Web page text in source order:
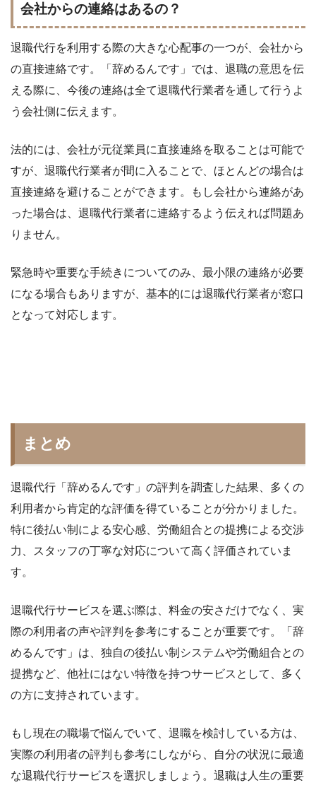
会社からの連絡はあるの？
退職代行を利用する際の大きな心配事の一つが、会社から
の直接連絡です。「辞めるんです」では、退職の意思を伝
える際に、今後の連絡は全て退職代行業者を通して行うよ
う会社側に伝えます。
法的には、会社が元従業員に直接連絡を取ることは可能で
すが、退職代行業者が間に入ることで、ほとんどの場合は
直接連絡を避けることができます。もし会社から連絡があ
った場合は、退職代行業者に連絡するよう伝えれば問題あ
りません。
緊急時や重要な手続きについてのみ、最小限の連絡が必要
になる場合もありますが、基本的には退職代行業者が窓口
となって対応します。
まとめ
退職代行「辞めるんです」の評判を調査した結果、多くの
利用者から肯定的な評価を得ていることが分かりました。
特に後払い制による安心感、労働組合との提携による交渉
力、スタッフの丁寧な対応について高く評価されていま
す。
退職代行サービスを選ぶ際は、料金の安さだけでなく、実
際の利用者の声や評判を参考にすることが重要です。「辞
めるんです」は、独自の後払い制システムや労働組合との
提携など、他社にはない特徴を持つサービスとして、多く
の方に支持されています。
もし現在の職場で悩んでいて、退職を検討している方は、
実際の利用者の評判も参考にしながら、自分の状況に最適
な退職代行サービスを選択しましょう。退職は人生の重要